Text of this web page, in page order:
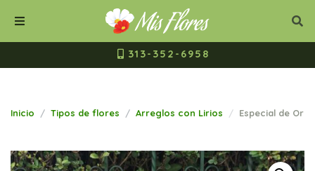
Cerrar
Buscar
313-352-6958
Inicio Tipos de flores Arreglos con Lirios Especial de